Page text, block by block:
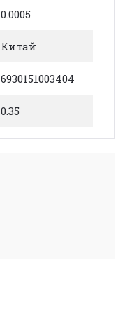
0.0005
Китай
6930151003404
0.35